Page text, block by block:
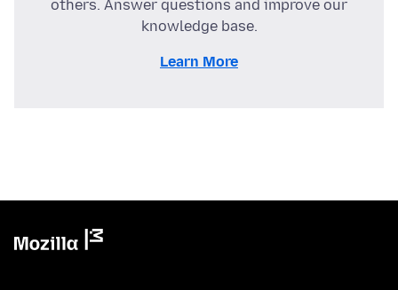
others. Answer questions and improve our
knowledge base.
Learn More